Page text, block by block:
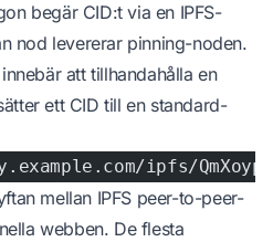
begär CID:t via en IPFS-
nod levererar pinning-noden.
att tillhandahålla en
ett CID till en standard-
ipfs/
mellan IPFS peer-to-peer-
webben. De flesta